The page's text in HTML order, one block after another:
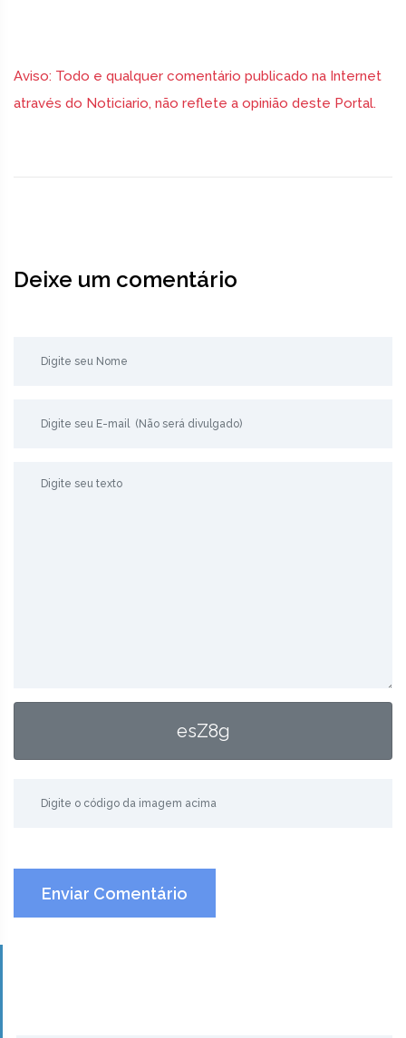
Aviso: Todo e qualquer comentário publicado na Internet
através do Noticiario, não reflete a opinião deste Portal.
Deixe um comentário
esZ8g
Enviar Comentário